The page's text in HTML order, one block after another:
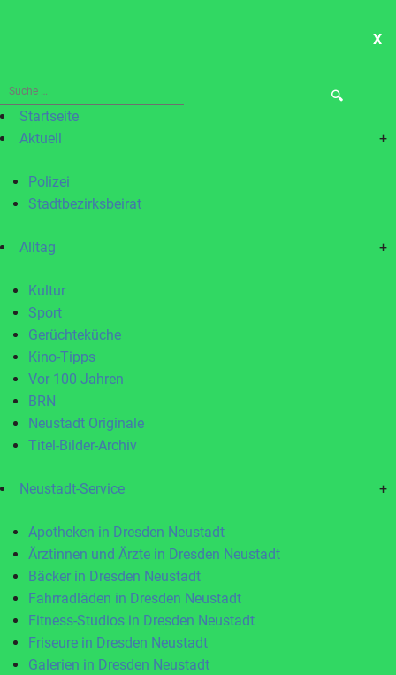
X
Suche
nach:Startseite
Aktuell
+
Polizei
Stadtbezirksbeirat
Alltag +
Kultur
Sport
Gerüchteküche
Kino-Tipps
Vor 100 Jahren
BRN
Neustadt Originale
Titel-Bilder-Archiv
Neustadt-Service +
Apotheken in Dresden Neustadt
Ärztinnen und Ärzte in Dresden Neustadt
Bäcker in Dresden Neustadt
Fahrradläden in Dresden Neustadt
Fitness-Studios in Dresden Neustadt
Friseure in Dresden Neustadt
Galerien in Dresden Neustadt